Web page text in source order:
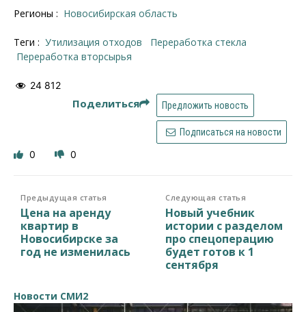
Регионы : Новосибирская область
Теги : утилизация отходов
переработка стекла
переработка вторсырья
24 812
Поделиться Предложить новость
Подписаться на новости
0 0
Предыдущая статья
Цена на аренду
квартир в
Новосибирске за
год не изменилась
Следующая статья
Новый учебник
истории с разделом
про спецоперацию
будет готов к 1
сентября
Новости СМИ2